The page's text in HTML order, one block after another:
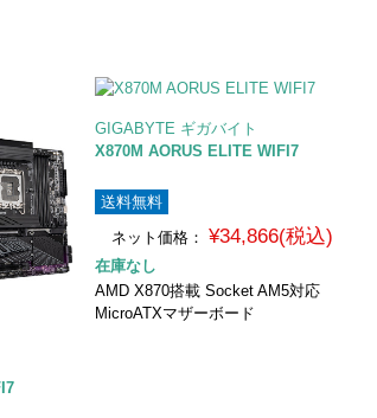
GIGABYTE ギガバイト
X870M AORUS ELITE WIFI7
送料無料
ネット価格：
¥34,866(税込)
在庫なし
AMD X870搭載 Socket AM5対応
MicroATXマザーボード